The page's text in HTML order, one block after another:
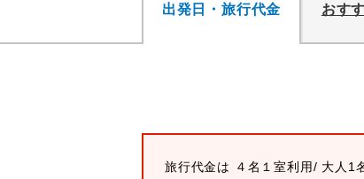
出発日・旅行代金 おす
旅行代金は ４名１室利用/ 大人1